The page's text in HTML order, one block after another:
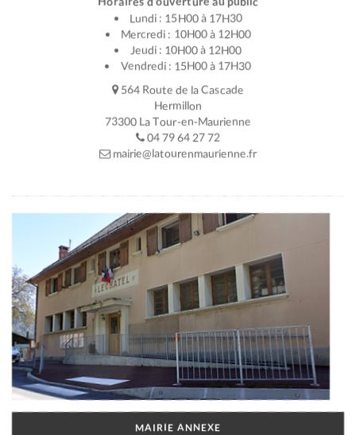
Lundi : 15H00 à 17H30
Mercredi : 10H00 à 12H00
Jeudi : 10H00 à 12H00
Vendredi : 15H00 à 17H30
564 Route de la Cascade
Hermillon
73300 La Tour-en-Maurienne
04 79 64 27 72
mairie@latourenmaurienne.fr
MAIRIE ANNEXE